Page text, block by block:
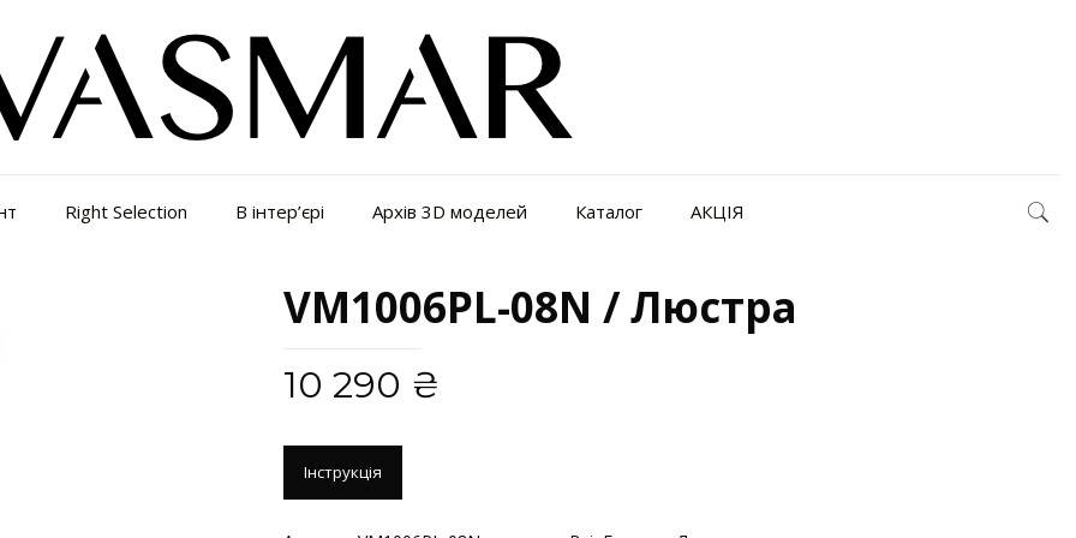
Right Selection В інтер’єрі Архів 3D моделей Каталог АКЦІЯ
VM1006PL-08N / Люстра
10 290 ₴
Інструкція